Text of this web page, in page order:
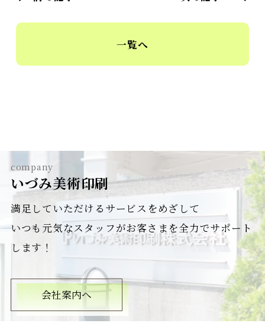
一覧へ
company
いづみ美術印刷
満足していただけるサービスをめざして
いつも元気なスタッフがお客さまを全力でサポート
します！
会社案内へ